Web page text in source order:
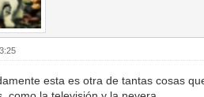
esta es otra de tantas cosas